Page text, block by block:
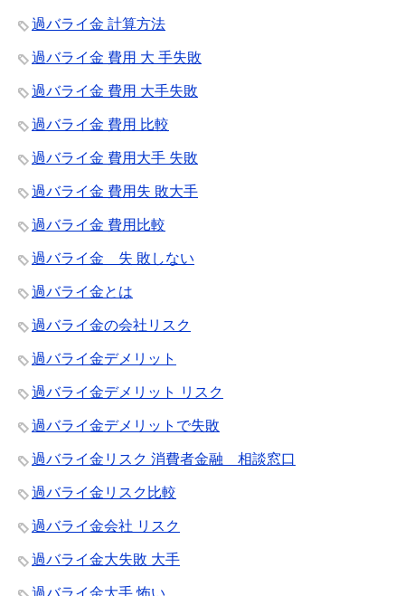
過バライ金 計算方法
過バライ金 費用 大 手失敗
過バライ金 費用 大手失敗
過バライ金 費用 比較
過バライ金 費用大手 失敗
過バライ金 費用失 敗大手
過バライ金 費用比較
過バライ金 失 敗しない
過バライ金とは
過バライ金の会社リスク
過バライ金デメリット
過バライ金デメリット リスク
過バライ金デメリットで失敗
過バライ金リスク 消費者金融 相談窓口
過バライ金リスク比較
過バライ金会社 リスク
過バライ金大失敗 大手